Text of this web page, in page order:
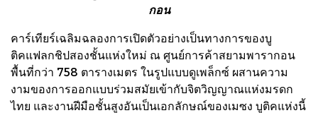
กอน
คาร์เทียร์เฉลิมฉลองการเปิดตัวอย่างเป็นทางการของบู
ติคแฟลกชิปสองชั้นแห่งใหม่ ณ ศูนย์การค้าสยามพารากอน
พื้นที่กว่า 758 ตารางเมตร ในรูปแบบดูเพล็กซ์ ผสานความ
งามของการออกแบบร่วมสมัยเข้ากับจิตวิญญาณแห่งมรดก
ไทย และงานฝีมือชั้นสูงอันเป็นเอกลักษณ์ของเมซง บูติคแห่งนี้